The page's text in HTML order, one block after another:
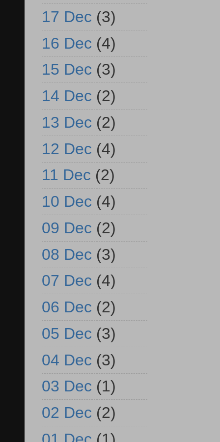
17 Dec (3)
16 Dec (4)
15 Dec (3)
14 Dec (2)
13 Dec (2)
12 Dec (4)
11 Dec (2)
10 Dec (4)
09 Dec (2)
08 Dec (3)
07 Dec (4)
06 Dec (2)
05 Dec (3)
04 Dec (3)
03 Dec (1)
02 Dec (2)